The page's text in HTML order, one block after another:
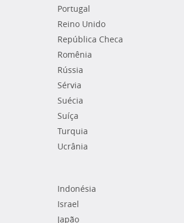
Portugal
Reino Unido
República Checa
Romênia
Rússia
Sérvia
Suécia
Suíça
Turquia
Ucrânia
Indonésia
Israel
Japão